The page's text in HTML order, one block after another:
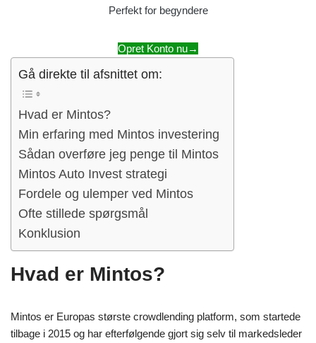
Perfekt for begyndere
Opret Konto nu→
Gå direkte til afsnittet om:
Hvad er Mintos?
Min erfaring med Mintos investering
Sådan overføre jeg penge til Mintos
Mintos Auto Invest strategi
Fordele og ulemper ved Mintos
Ofte stillede spørgsmål
Konklusion
Hvad er Mintos?
Mintos er Europas største crowdlending platform, som startede
tilbage i 2015 og har efterfølgende gjort sig selv til markedsleder